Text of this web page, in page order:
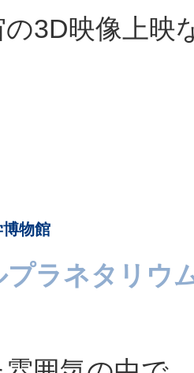
3D映像上映
物館
プラネタリウ